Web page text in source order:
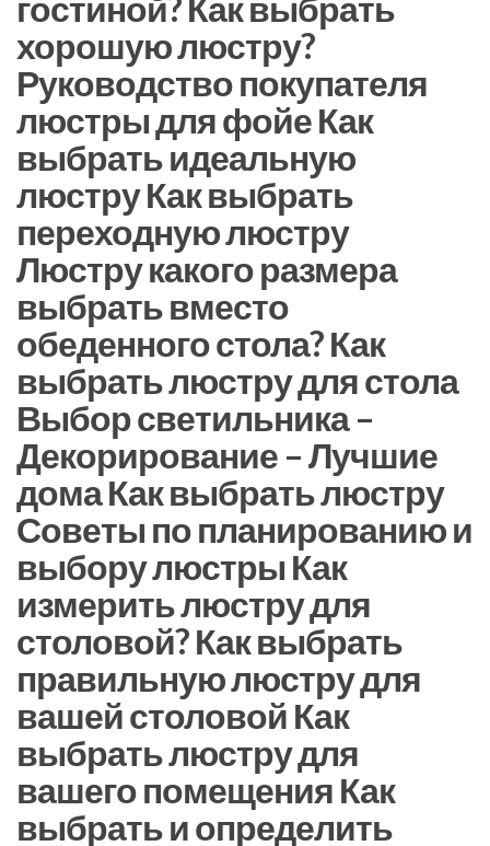
хорошую люстру?
Руководство покупателя
люстры для фойе Как
выбрать идеальную
люстру Как выбрать
переходную люстру
Люстру какого размера
выбрать вместо
обеденного стола? Как
выбрать люстру для стола
Выбор светильника –
Декорирование – Лучшие
дома Как выбрать люстру
Советы по планированию и
выбору люстры Как
измерить люстру для
столовой? Как выбрать
правильную люстру для
вашей столовой Как
выбрать люстру для
вашего помещения Как
выбрать и определить